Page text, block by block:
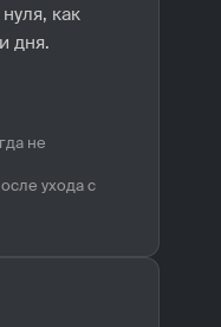
как
дня.
не
ухода с